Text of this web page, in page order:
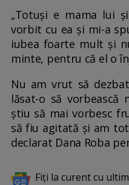
„Totuși e mama lui
vorbit cu ea și mi-a
iubea foarte mult și
minte, pentru că el o
Nu am vrut să
lăsat-o să
știu să mai vorbesc
să fiu agitată și am
declarat Dana Roba
Fiți la curent cu